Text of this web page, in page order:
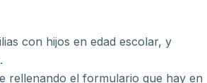
con hijos en edad escolar, y
rellenando el formulario que hay en